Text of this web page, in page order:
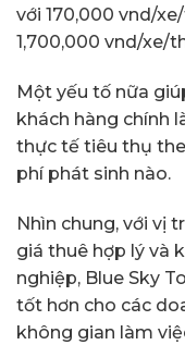
với 170,000 vnd/
1,700,000 vnd/xe/
Một yếu tố nữa
khách hàng chính
thực tế tiêu thụ
phí phát sinh nào.
Nhìn chung, với vị
giá thuê hợp lý và
nghiệp, Blue Sky
tốt hơn cho các
không gian làm